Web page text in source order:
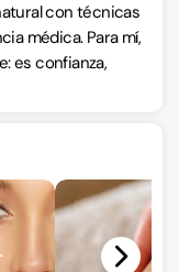
con técnicas
médica. Para mí,
es confianza,